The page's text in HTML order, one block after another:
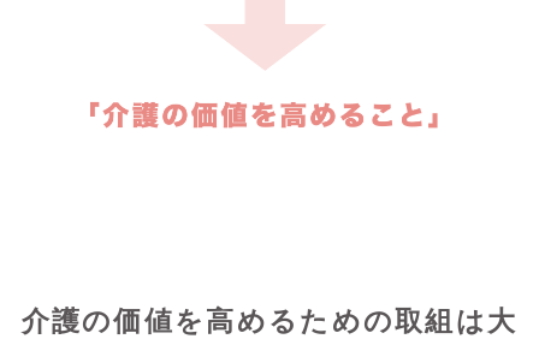
介護の価値を高めるための取組は大